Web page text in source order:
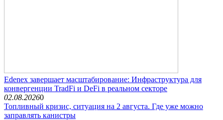
Edenex завершает масштабирование: Инфраструктура для
конвергенции TradFi и DeFi в реальном секторе
02.08.20260
Топливный кризис, ситуация на 2 августа. Где уже можно
заправлять канистры